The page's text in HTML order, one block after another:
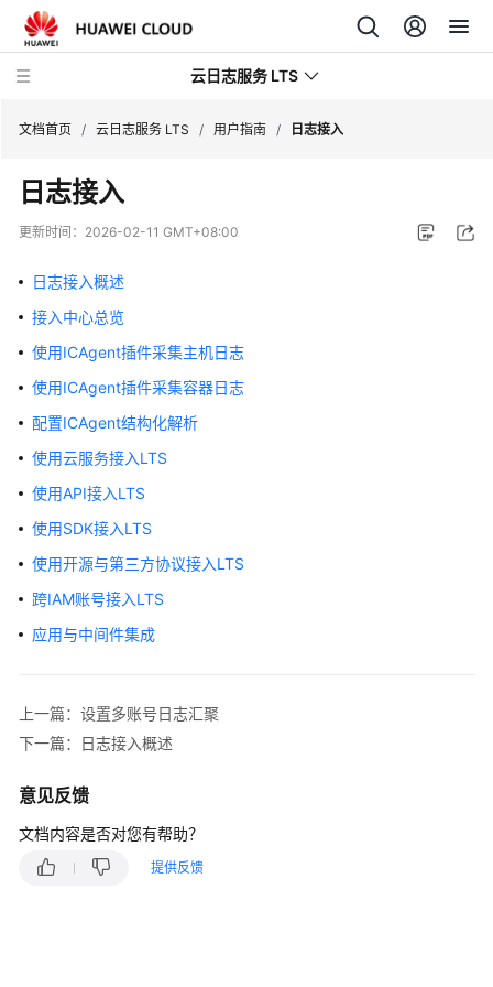
云日志服务 LTS
最
新
态
功
能
览
品
介
绍
计
费
明
速
入
户
指
文档首页 / 云日志服务 LTS / 用户指南 / 日志接入
日志接入
更新时间： 2026-02-11 GMT+08:00
日志接入概述
接入中心总览
使用ICAgent插件采集主机日志
使用ICAgent插件采集容器日志
配置ICAgent结构化解析
使用云服务接入LTS
使用API接入LTS
使用SDK接入LTS
使用开源与第三方协议接入LTS
跨IAM账号接入LTS
应用与中间件集成
上一篇：设置多账号日志汇聚
下一篇：日志接入概述
意见反馈
文档内容是否对您有帮助？
提供反馈